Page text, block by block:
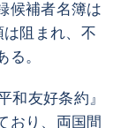
候補者名簿は
阻まれ、不
。
和友好条約』
おり、両国間